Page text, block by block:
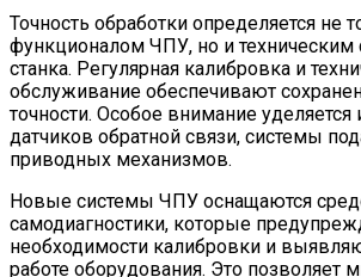
Точность обработки определяется не
функционалом ЧПУ, но и техническим
станка. Регулярная калибровка и
обслуживание обеспечивают
точности. Особое внимание уделяется
датчиков обратной связи, системы
приводных механизмов.
Новые системы ЧПУ оснащаются
самодиагностики, которые
необходимости калибровки и
работе оборудования. Это позволяет